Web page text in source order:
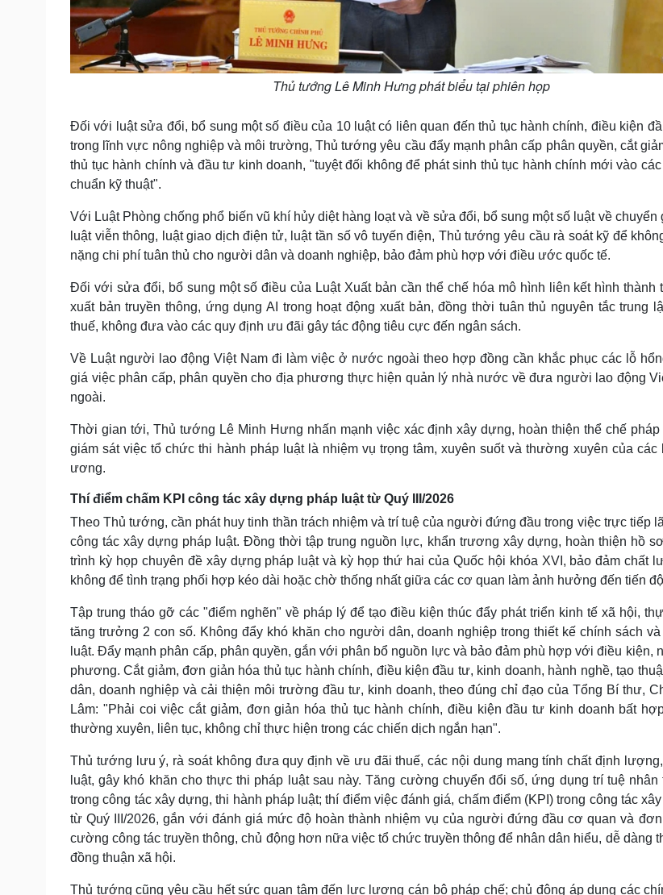
Thủ tướng Lê Minh Hưng phát biểu tại phiên họp
Đối với luật sửa đổi, bổ sung một số điều của 10 luật có liên quan đến thủ tục hành chính, điều kiện
trong lĩnh vực nông nghiệp và môi trường, Thủ tướng yêu cầu đẩy mạnh phân cấp phân quyền, cắt
thủ tục hành chính và đầu tư kinh doanh, "tuyệt đối không để phát sinh thủ tục hành chính mới vào
chuẩn kỹ thuật".
Với Luật Phòng chống phổ biến vũ khí hủy diệt hàng loạt và về sửa đổi, bổ sung một số luật về chuyển
luật viễn thông, luật giao dịch điện tử, luật tần số vô tuyến điện, Thủ tướng yêu cầu rà soát kỹ để
nặng chi phí tuân thủ cho người dân và doanh nghiệp, bảo đảm phù hợp với điều ước quốc tế.
Đối với sửa đổi, bổ sung một số điều của Luật Xuất bản cần thể chế hóa mô hình liên kết hình thành
xuất bản truyền thông, ứng dụng AI trong hoạt động xuất bản, đồng thời tuân thủ nguyên tắc trung
thuế, không đưa vào các quy định ưu đãi gây tác động tiêu cực đến ngân sách.
Về Luật người lao động Việt Nam đi làm việc ở nước ngoài theo hợp đồng cần khắc phục các lỗ
giá việc phân cấp, phân quyền cho địa phương thực hiện quản lý nhà nước về đưa người lao động
ngoài.
Thời gian tới, Thủ tướng Lê Minh Hưng nhấn mạnh việc xác định xây dựng, hoàn thiện thể chế pháp
giám sát việc tổ chức thi hành pháp luật là nhiệm vụ trọng tâm, xuyên suốt và thường xuyên của các
ương.
Thí điểm chấm KPI công tác xây dựng pháp luật từ Quý III/2026
Theo Thủ tướng, cần phát huy tinh thần trách nhiệm và trí tuệ của người đứng đầu trong việc trực tiếp
công tác xây dựng pháp luật. Đồng thời tập trung nguồn lực, khẩn trương xây dựng, hoàn thiện hồ
trình kỳ họp chuyên đề xây dựng pháp luật và kỳ họp thứ hai của Quốc hội khóa XVI, bảo đảm chất
không để tình trạng phối hợp kéo dài hoặc chờ thống nhất giữa các cơ quan làm ảnh hưởng đến tiến
Tập trung tháo gỡ các "điểm nghẽn" về pháp lý để tạo điều kiện thúc đẩy phát triển kinh tế xã hội,
tăng trưởng 2 con số. Không đẩy khó khăn cho người dân, doanh nghiệp trong thiết kế chính sách
luật. Đẩy mạnh phân cấp, phân quyền, gắn với phân bổ nguồn lực và bảo đảm phù hợp với điều kiện,
phương. Cắt giảm, đơn giản hóa thủ tục hành chính, điều kiện đầu tư, kinh doanh, hành nghề, tạo
dân, doanh nghiệp và cải thiện môi trường đầu tư, kinh doanh, theo đúng chỉ đạo của Tổng Bí thư,
Lâm: "Phải coi việc cắt giảm, đơn giản hóa thủ tục hành chính, điều kiện đầu tư kinh doanh bất
thường xuyên, liên tục, không chỉ thực hiện trong các chiến dịch ngắn hạn".
Thủ tướng lưu ý, rà soát không đưa quy định về ưu đãi thuế, các nội dung mang tính chất định
luật, gây khó khăn cho thực thi pháp luật sau này. Tăng cường chuyển đổi số, ứng dụng trí tuệ
trong công tác xây dựng, thi hành pháp luật; thí điểm việc đánh giá, chấm điểm (KPI) trong công tác
từ Quý III/2026, gắn với đánh giá mức độ hoàn thành nhiệm vụ của người đứng đầu cơ quan và
cường công tác truyền thông, chủ động hơn nữa việc tổ chức truyền thông để nhân dân hiểu, dễ dàng
đồng thuận xã hội.
Thủ tướng cũng yêu cầu hết sức quan tâm đến lực lượng cán bộ pháp chế; chủ động áp dụng các